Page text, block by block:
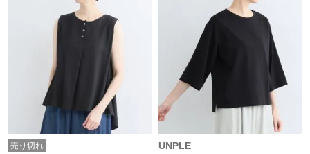
売り切れ
UNPLE